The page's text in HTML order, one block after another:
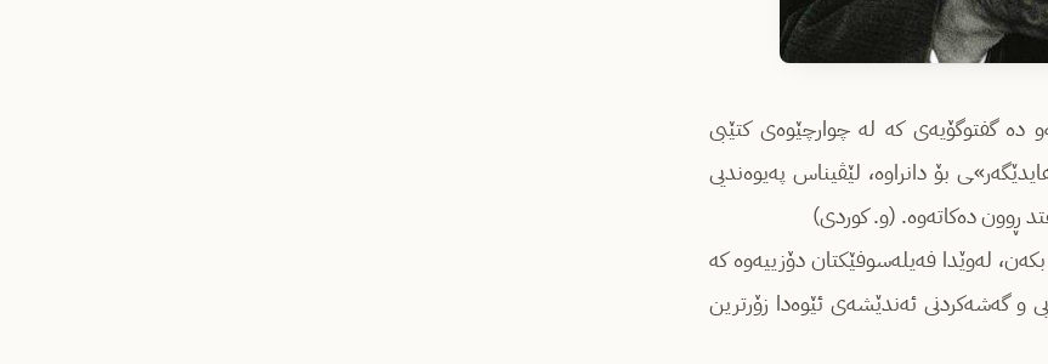
ده‌ گفتوگۆیه‌ی كه‌ له‌ چوارچێوه‌ی كتێبی
بۆ دانراوه‌، لێڤیناس په‌یوه‌ندیی
ڕوون ده‌كاته‌وه‌. (و. كوردی)
له‌وێدا فه‌یله‌سوفێكتان دۆزییه‌وه‌ كه‌
و گه‌شه‌كردنی ئه‌ندێشه‌ی ئێوه‌دا زۆرترین